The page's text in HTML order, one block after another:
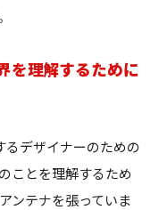
理解するために
デザイナーのための
ことを理解するため
ンテナを張っていま